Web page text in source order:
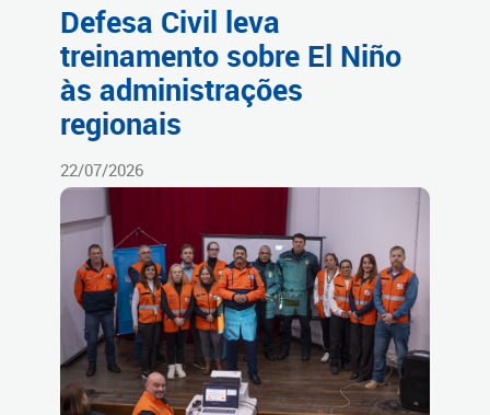
Defesa Civil leva
treinamento sobre El Niño
às administrações
regionais
22/07/2026